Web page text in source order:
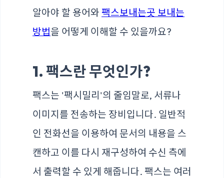
알아야 할 용어와 팩스보내는곳 보내는
방법을 어떻게 이해할 수 있을까요?
1. 팩스란 무엇인가?
팩스는 '팩시밀리'의 줄임말로, 서류나
이미지를 전송하는 장비입니다. 일반적
인 전화선을 이용하여 문서의 내용을 스
캔하고 이를 다시 재구성하여 수신 측에
서 출력할 수 있게 해줍니다. 팩스는 여러